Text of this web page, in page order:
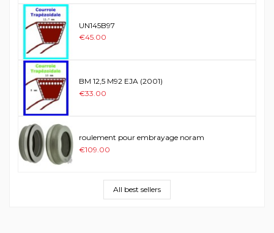
UN145B97
€45.00
BM 12,5 M92 EJA (2001)
€33.00
roulement pour embrayage noram
€109.00
All best sellers